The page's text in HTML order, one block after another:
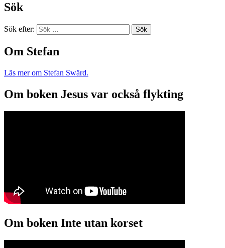
Sök
Sök efter:
Om Stefan
Läs mer om Stefan Swärd.
Om boken Jesus var också flykting
Om boken Inte utan korset